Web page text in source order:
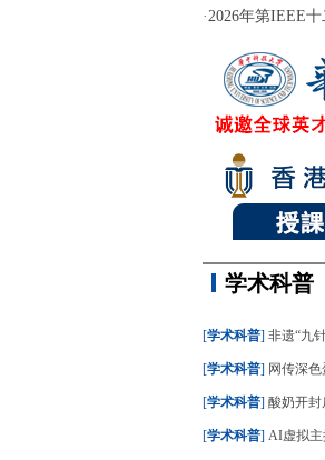
·2026年第IEEE
学术科普
[学术科普] 非遗“九针
[学术科普] 网传深色
[学术科普] 酸奶开封
[学术科普] AI虚拟主播